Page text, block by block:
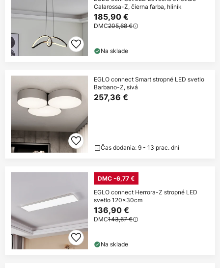
Calarossa-Z, čierna farba, hliník
185,90 €
DMC205,68 €
Na sklade
EGLO connect Smart stropné LED svetlo
Barbano-Z, sivá
257,36 €
Čas dodania: 9 - 13 prac. dní
DMC -6,77 €
EGLO connect Herrora-Z stropné LED
svetlo 120x30cm
136,90 €
DMC143,67 €
Na sklade